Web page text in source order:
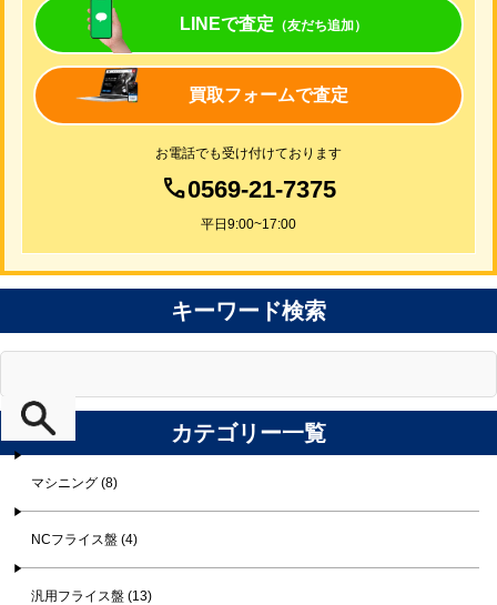
LINEで査定 （友だち追加）
買取フォームで査定
お電話でも受け付けております
0569-21-7375
平日9:00~17:00
キーワード検索
カテゴリー一覧
マシニング (8)
NCフライス盤 (4)
汎用フライス盤 (13)